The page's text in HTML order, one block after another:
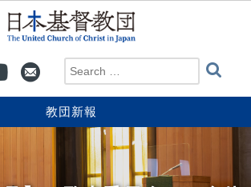
教団新報